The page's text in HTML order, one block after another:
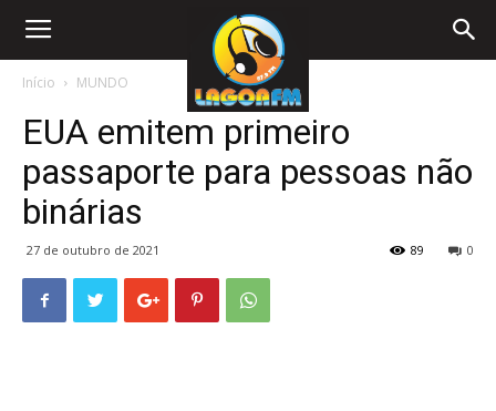
Início MUNDO
EUA emitem primeiro
passaporte para pessoas não
binárias
27 de outubro de 2021 0
89